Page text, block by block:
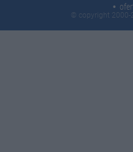
© copyright 2000-